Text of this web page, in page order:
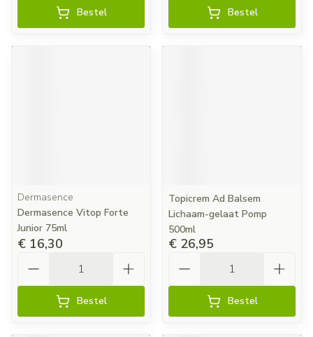
Bestel Bestel
Dermasence
Dermasence Vitop Forte
Junior 75ml
€ 16,30
Bestel
Topicrem Ad Balsem
Lichaam-gelaat Pomp
500ml
€ 26,95
Bestel